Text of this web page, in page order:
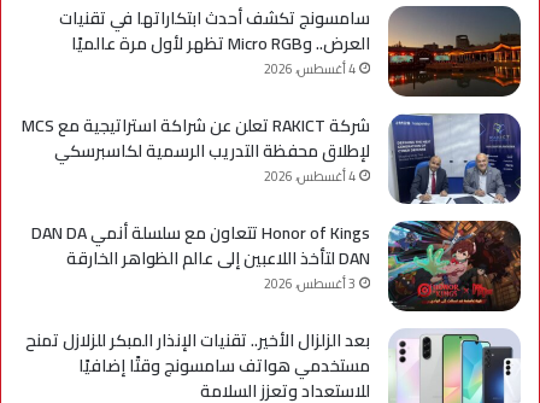
سامسونج تكشف أحدث ابتكاراتها في تقنيات
العرض.. وMicro RGB تظهر لأول مرة عالميًا
4 أغسطس، 2026
شركة RAKICT تعلن عن شراكة استراتيجية مع MCS
لإطلاق محفظة التدريب الرسمية لكاسبرسكي
4 أغسطس، 2026
Honor of Kings تتعاون مع سلسلة أنمي DAN DA
DAN لتأخذ اللاعبين إلى عالم الظواهر الخارقة
3 أغسطس، 2026
بعد الزلزال الأخير.. تقنيات الإنذار المبكر للزلازل تمنح
مستخدمي هواتف سامسونج وقتًا إضافيًا
للاستعداد وتعزز السلامة